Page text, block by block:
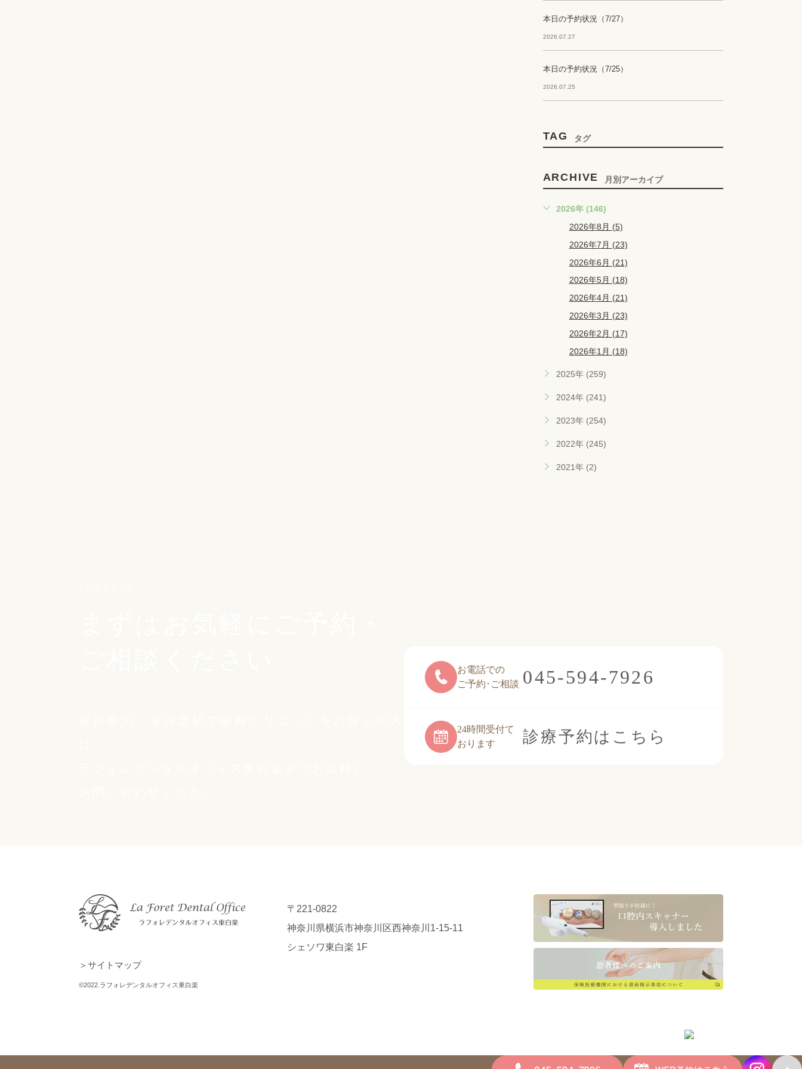
本日の予約状況（7/27）
2026.07.27
本日の予約状況（7/25）
2026.07.25
TAG タグ
ARCHIVE 月別アーカイブ
2026年 (146)
2026年8月 (5)
2026年7月 (23)
2026年6月 (21)
2026年5月 (18)
2026年4月 (21)
2026年3月 (23)
2026年2月 (17)
2026年1月 (18)
2025年 (259)
2024年 (241)
2023年 (254)
2022年 (245)
2021年 (2)
お電話での
ご予約･ご相談 045-594-7926
24時間受付て
おります
診療予約はこちら
＞サイトマップ
©2022.ラフォレデンタルオフィス東白楽
〒221-0822
神奈川県横浜市神奈川区西神奈川1-15-11
シェソワ東白楽 1F